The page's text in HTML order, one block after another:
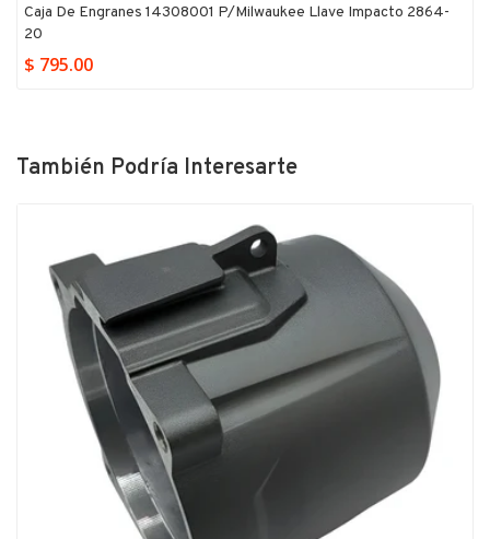
Caja De Engranes 14308001 P/milwaukee Llave Impacto 2864-
20
$ 795.00
También Podría Interesarte